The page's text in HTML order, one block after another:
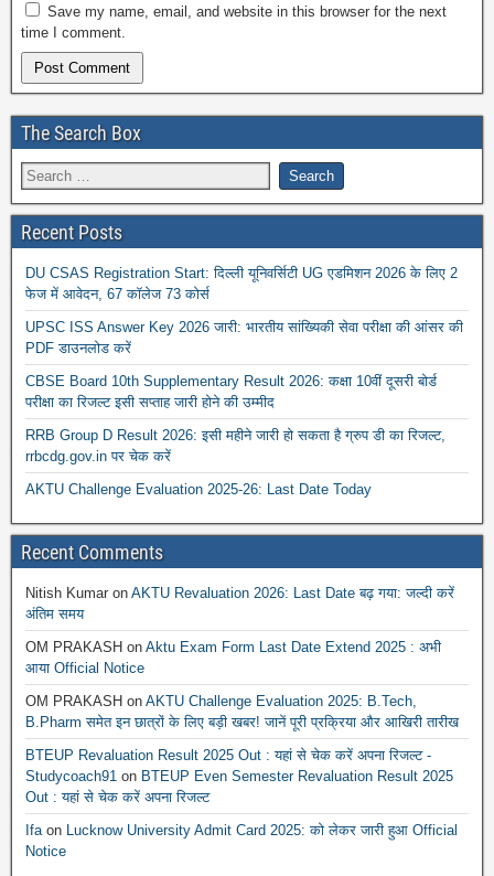
Save my name, email, and website in this browser for the next
time I comment.
The Search Box
Recent Posts
DU CSAS Registration Start: दिल्ली यूनिवर्सिटी UG एडमिशन 2026 के लिए 2
फेज में आवेदन, 67 कॉलेज 73 कोर्स
UPSC ISS Answer Key 2026 जारी: भारतीय सांख्यिकी सेवा परीक्षा की आंसर की
PDF डाउनलोड करें
CBSE Board 10th Supplementary Result 2026: कक्षा 10वीं दूसरी बोर्ड
परीक्षा का रिजल्ट इसी सप्ताह जारी होने की उम्मीद
RRB Group D Result 2026: इसी महीने जारी हो सकता है ग्रुप डी का रिजल्ट,
rrbcdg.gov.in पर चेक करें
AKTU Challenge Evaluation 2025-26: Last Date Today
Recent Comments
Nitish Kumar on AKTU Revaluation 2026: Last Date बढ़ गया: जल्दी करें
अंतिम समय
OM PRAKASH on Aktu Exam Form Last Date Extend 2025 : अभी
आया Official Notice
OM PRAKASH on AKTU Challenge Evaluation 2025: B.Tech,
B.Pharm समेत इन छात्रों के लिए बड़ी खबर! जानें पूरी प्रक्रिया और आखिरी तारीख
BTEUP Revaluation Result 2025 Out : यहां से चेक करें अपना रिजल्ट -
Studycoach91 on BTEUP Even Semester Revaluation Result 2025
Out : यहां से चेक करें अपना रिजल्ट
Ifa on Lucknow University Admit Card 2025: को लेकर जारी हुआ Official
Notice